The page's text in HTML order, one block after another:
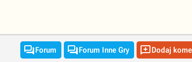
Forum Forum Inne Gry Dodaj